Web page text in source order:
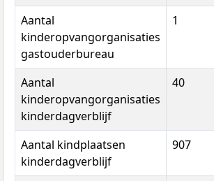
Aantal
kinderopvangorganisaties
gastouderbureau
1
Aantal
kinderopvangorganisaties
kinderdagverblijf
40
Aantal kindplaatsen
kinderdagverblijf
907